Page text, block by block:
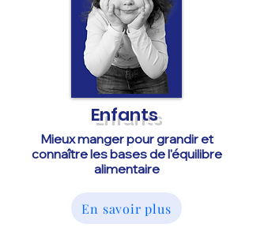
Enfants
Mieux manger pour grandir et
connaître les bases de l'équilibre
alimentaire
En savoir plus